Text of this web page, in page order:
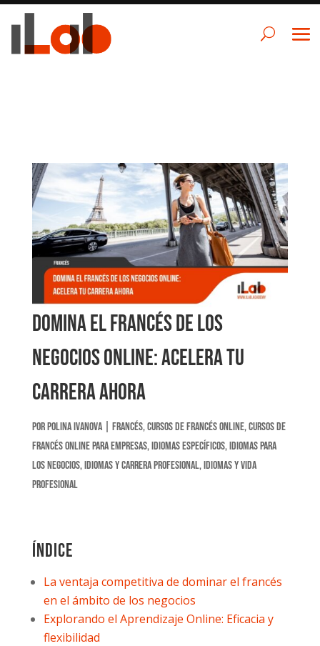
Domina el Francés de los
Negocios Online: Acelera tu
carrera ahora
porPolina Ivanova| Francés,Cursos de francés online,Cursos de
francés online para empresas,Idiomas Específicos,Idiomas para
los negocios,Idiomas y carrera profesional,Idiomas y Vida
Profesional
Índice
La ventaja competitiva de dominar el francés
en el ámbito de los negocios
Explorando el Aprendizaje Online: Eficacia y
flexibilidad